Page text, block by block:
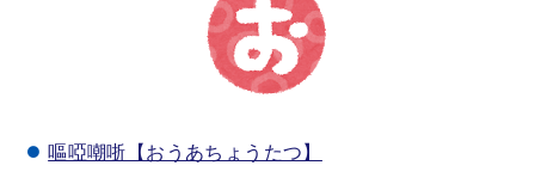
嘔啞嘲哳【おうあちょうたつ】